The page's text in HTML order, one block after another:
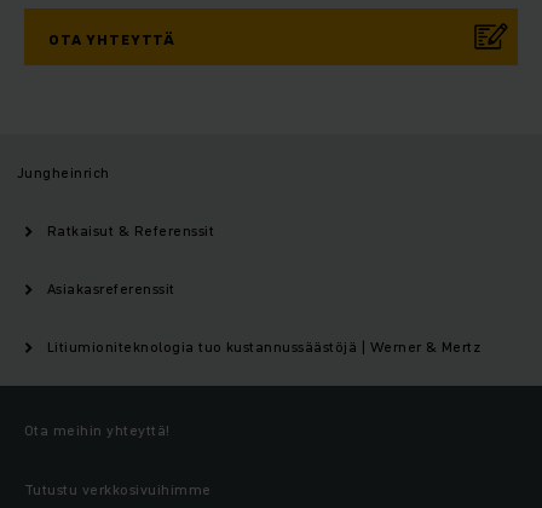
OTA YHTEYTTÄ
Jungheinrich
Ratkaisut & Referenssit
Asiakasreferenssit
Litiumioniteknologia tuo kustannussäästöjä | Werner & Mertz
Ota meihin yhteyttä!
Tutustu verkkosivuihimme